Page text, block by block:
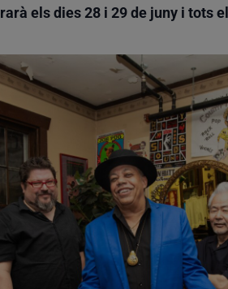
els dies 28 i 29 de juny i tots